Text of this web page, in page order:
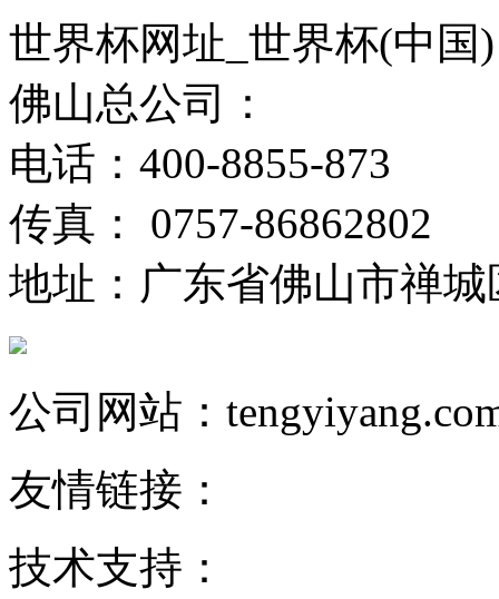
世界杯网址_世界杯(中国)
佛山总公司：
电话：400-8855-873
传真： 0757-86862802
地址：广东省佛山市禅
公司网站：
友情链接：
技术支持：